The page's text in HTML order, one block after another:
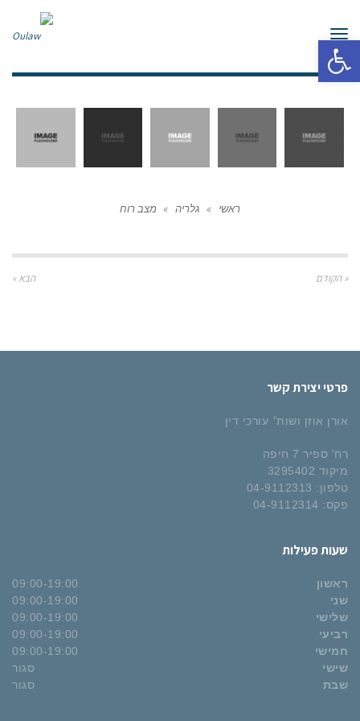
פתח סרגל נגישות
תפריט
ראשי » גלריה » מצב רוח
« הקודם הבא »
פרטי יצירת קשר
אורן אוזן ושות׳ עורכי דין
רח' ספיר 7 חיפה
מיקוד 3295402
טלפון: 04-9112313
פקס: 04-9112314
שעות פעילות
ראשון
09:00-19:00
שני
09:00-19:00
שלישי
09:00-19:00
רביעי
09:00-19:00
חמישי
09:00-19:00
שישי
סגור
שבת
סגור